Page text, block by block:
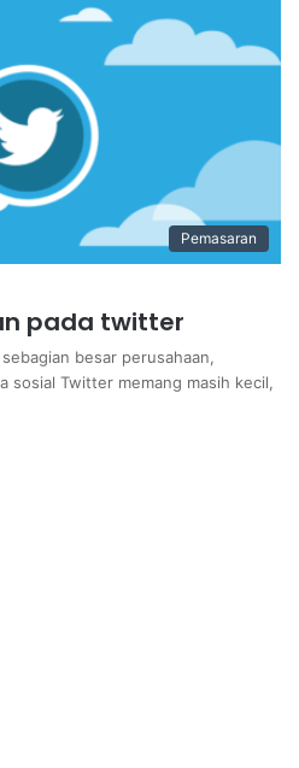
Pemasaran
pada twitter
besar perusahaan,
sosial Twitter memang masih kecil,